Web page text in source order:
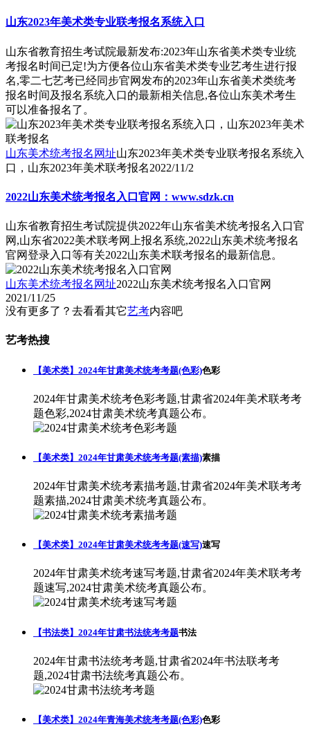
山东2023年美术类专业联考报名系统入口
山东省教育招生考试院最新发布:2023年山东省美术类专业统
考报名时间已定!为方便各位山东省美术类专业艺考生进行报
名,零二七艺考已经同步官网发布的2023年山东省美术类统考
报名时间及报名系统入口的最新相关信息,各位山东美术考生
可以准备报名了。
山东美术统考报名网址山东2023年美术类专业联考报名系统入
口，山东2023年美术联考报名2022/11/2
2022山东美术统考报名入口官网：www.sdzk.cn
山东省教育招生考试院提供2022年山东省美术统考报名入口官
网,山东省2022美术联考网上报名系统,2022山东美术统考报名
官网登录入口等有关2022山东美术联考报名的最新信息。
山东美术统考报名网址2022山东美术统考报名入口官网
2021/11/25
没有更多了？去看看其它艺考内容吧
艺考热搜
【美术类】2024年甘肃美术统考考题(色彩)色彩
2024年甘肃美术统考色彩考题,甘肃省2024年美术联考考
题色彩,2024甘肃美术统考真题公布。
【美术类】2024年甘肃美术统考考题(素描)素描
2024年甘肃美术统考素描考题,甘肃省2024年美术联考考
题素描,2024甘肃美术统考真题公布。
【美术类】2024年甘肃美术统考考题(速写)速写
2024年甘肃美术统考速写考题,甘肃省2024年美术联考考
题速写,2024甘肃美术统考真题公布。
【书法类】2024年甘肃书法统考考题书法
2024年甘肃书法统考考题,甘肃省2024年书法联考考
题,2024甘肃书法统考真题公布。
【美术类】2024年青海美术统考考题(色彩)色彩